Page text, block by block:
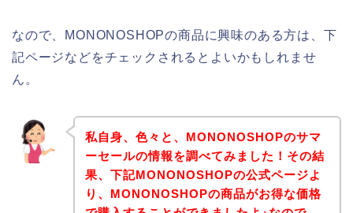
なので、MONONOSHOPの商品に興味のある方は、下
記ページなどをチェックされるとよいかもしれませ
ん。
私自身、色々と、MONONOSHOPのサマ
ーセールの情報を調べてみました！その結
果、下記MONONOSHOPの公式ページよ
り、MONONOSHOPの商品がお得な価格